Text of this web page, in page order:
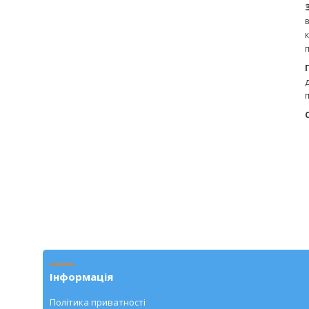
Інформація
Політика приватності